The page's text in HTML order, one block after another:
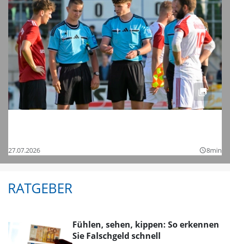
27.07.2026 query_builder8min
RATGEBER
Fühlen, sehen, kippen: So erkennen
Sie Falschgeld schnell